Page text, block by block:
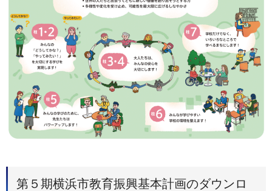
第５期横浜市教育振興基本計画のダウンロ